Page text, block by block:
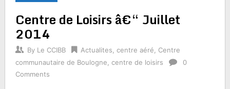
Centre de Loisirs â€“ Juillet
2014
By Le CCIBB Actualites centre aéré
Centre
communautaire de Boulogne centre de loisirs
0
Comments